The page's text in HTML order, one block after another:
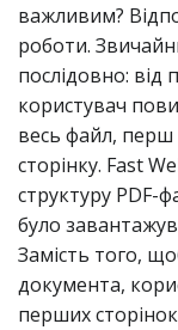
важливим?
роботи.
послідовно: від
користувач
весь файл,
сторінку. Fast
структуру
було
Замість того,
документа,
перших